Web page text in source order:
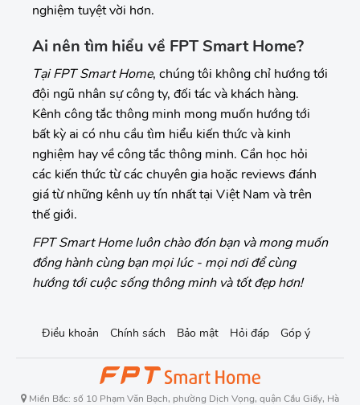
nghiệm tuyệt vời hơn.
Ai nên tìm hiểu về FPT Smart Home?
Tại FPT Smart Home, chúng tôi không chỉ hướng tới
đội ngũ nhân sự công ty, đối tác và khách hàng.
Kênh công tắc thông minh mong muốn hướng tới
bất kỳ ai có nhu cầu tìm hiểu kiến thức và kinh
nghiệm hay về công tắc thông minh. Cần học hỏi
các kiến thức từ các chuyên gia hoặc reviews đánh
giá từ những kênh uy tín nhất tại Việt Nam và trên
thế giới.
FPT Smart Home luôn chào đón bạn và mong muốn
đồng hành cùng bạn mọi lúc - mọi nơi để cùng
hướng tới cuộc sống thông minh và tốt đẹp hơn!
Điều khoản Chính sách Bảo mật Hỏi đáp Góp ý
Miền Bắc: số 10 Phạm Văn Bạch, phường Dịch Vọng, quận Cầu Giấy, Hà